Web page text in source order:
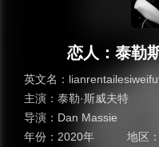
恋人：泰勒
英文名：
主演： 泰勒·斯威夫特
导演： Dan Massie
年份： 2020年 地区：